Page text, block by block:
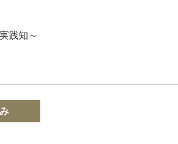
践知～